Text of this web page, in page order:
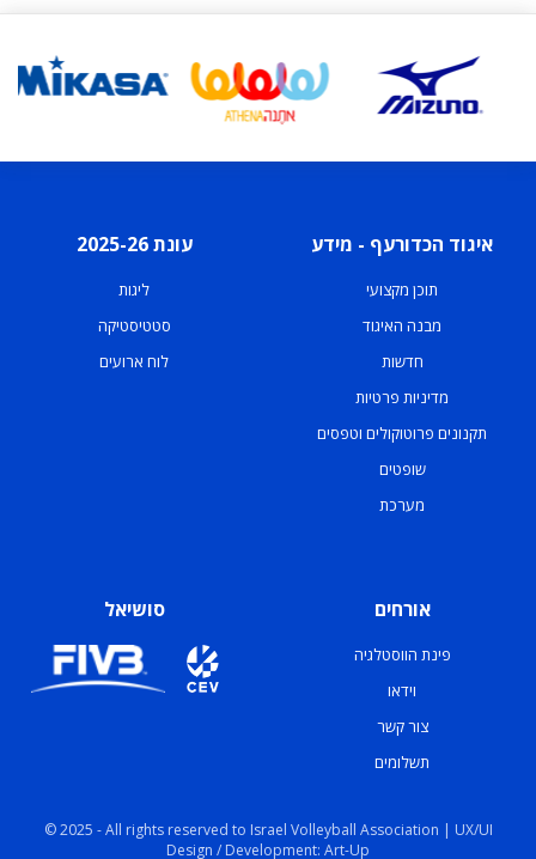
איגוד הכדורעף - מידע
תוכן מקצועי
מבנה האיגוד
חדשות
מדיניות פרטיות
תקנונים פרוטוקולים וטפסים
שופטים
מערכת
עונת 2025-26
ליגות
סטטיסטיקה
לוח ארועים
אורחים
פינת הווסטלגיה
וידאו
צור קשר
תשלומים
סושיאל
© 2025 - All rights reserved to Israel Volleyball Association | UX/UI
Design / Development: Art-Up